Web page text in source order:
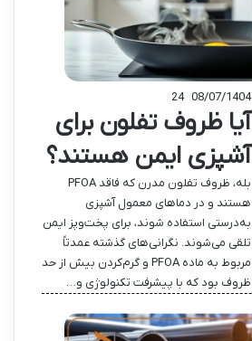
08/07/1404
24
آیا ظروف تفلون برای
آشپزی ایمن هستند؟
بله، ظروف تفلون مدرن که فاقد PFOA
هستند و در دماهای معمول آشپزی
به‌درستی استفاده شوند، برای پخت‌وپز ایمن
تلقی می‌شوند. نگرانی‌های گذشته عمدتاً
مربوط به ماده PFOA و گرم‌کردن بیش از حد
ظروف بود که با پیشرفت تکنولوژی و…